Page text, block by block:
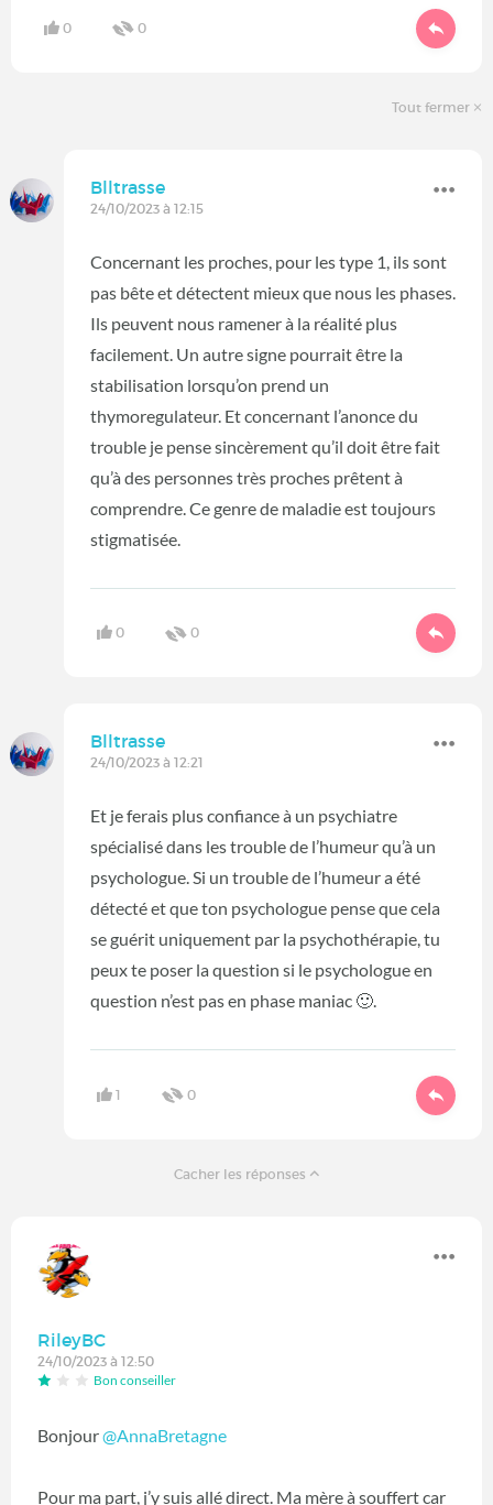
0 0
Tout fermer
Blltrasse
24/10/2023 à 12:15
Concernant les proches, pour les type 1, ils sont
pas bête et détectent mieux que nous les phases.
Ils peuvent nous ramener à la réalité plus
facilement. Un autre signe pourrait être la
stabilisation lorsqu’on prend un
thymoregulateur. Et concernant l’anonce du
trouble je pense sincèrement qu’il doit être fait
qu’à des personnes très proches prêtent à
comprendre. Ce genre de maladie est toujours
stigmatisée.
0 0
Blltrasse
24/10/2023 à 12:21
Et je ferais plus confiance à un psychiatre
spécialisé dans les trouble de l’humeur qu’à un
psychologue. Si un trouble de l’humeur a été
détecté et que ton psychologue pense que cela
se guérit uniquement par la psychothérapie, tu
peux te poser la question si le psychologue en
question n’est pas en phase maniac 🙂.
1 0
Cacher les réponses
RileyBC
24/10/2023 à 12:50
Bon conseiller
Bonjour@AnnaBretagne
Pour ma part, j’y suis allé direct. Ma mère à souffert car